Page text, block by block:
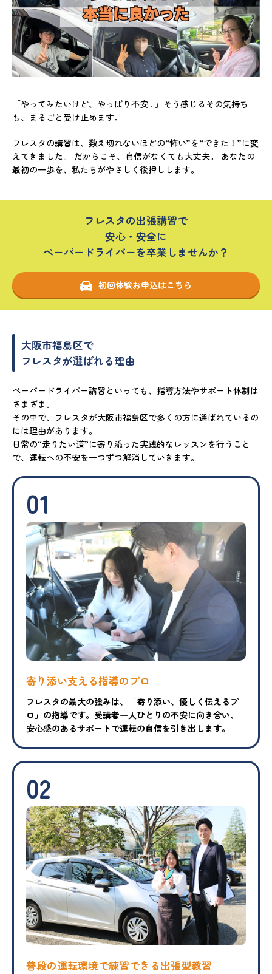
「やってみたいけど、やっぱり不安…」そう感じるその気持ち
も、まるごと受け止めます。
フレスタの講習は、数え切れないほどの“怖い”を“できた！”に変
えてきました。 だからこそ、自信がなくても大丈夫。 あなたの
最初の一歩を、私たちがやさしく後押しします。
フレスタの出張講習で
安心・安全に
ペーパードライバーを卒業しませんか？
初回体験お申込はこちら
大阪市福島区で
フレスタが選ばれる理由
ペーパードライバー講習といっても、指導方法やサポート体制は
さまざま。
その中で、フレスタが大阪市福島区で多くの方に選ばれているの
には理由があります。
日常の“走りたい道”に寄り添った実践的なレッスンを行うこと
で、運転への不安を一つずつ解消していきます。
01
寄り添い支える指導のプロ
フレスタの最大の強みは、「寄り添い、優しく伝えるプ
ロ」の指導です。受講者一人ひとりの不安に向き合い、
安心感のあるサポートで運転の自信を引き出します。
02
普段の運転環境で練習できる出張型教習